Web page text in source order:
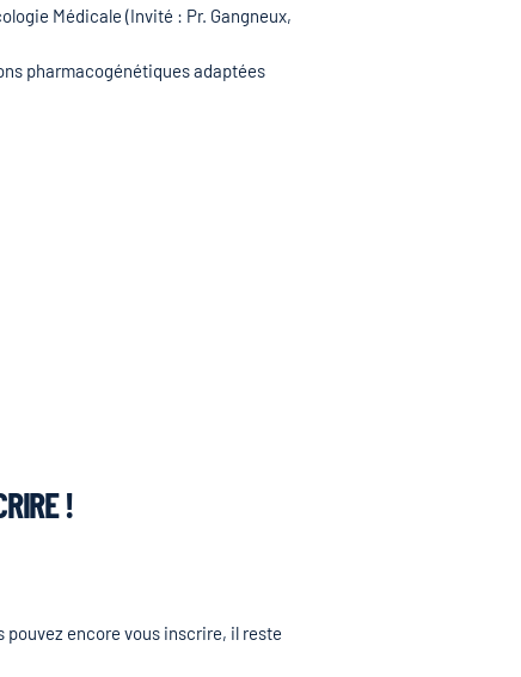
Médicale (Invité : Pr. Gangneux,
pharmacogénétiques adaptées
!
pouvez encore vous inscrire, il reste